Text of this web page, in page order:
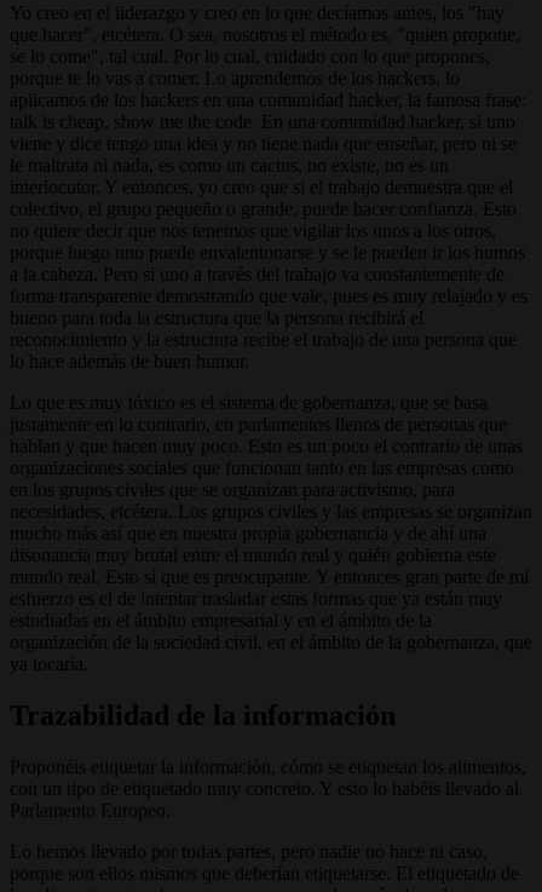
Yo creo en el liderazgo y creo en lo que decíamos antes, los "hay
que hacer", etcétera. O sea, nosotros el método es, "quien propone,
se lo come", tal cual. Por lo cual, cuidado con lo que propones,
porque te lo vas a comer. Lo aprendemos de los hackers, lo
aplicamos de los hackers en una comunidad hacker, la famosa frase:
talk is cheap, show me the code. En una comunidad hacker, si uno
viene y dice tengo una idea y no tiene nada que enseñar, pero ni se
le maltrata ni nada, es como un cactus, no existe, no es un
interlocutor. Y entonces, yo creo que si el trabajo demuestra que el
colectivo, el grupo pequeño o grande, puede hacer confianza. Esto
no quiere decir que nos tenemos que vigilar los unos a los otros,
porque luego uno puede envalentonarse y se le pueden ir los humos
a la cabeza. Pero si uno a través del trabajo va constantemente de
forma transparente demostrando que vale, pues es muy relajado y es
bueno para toda la estructura que la persona recibirá el
reconocimiento y la estructura recibe el trabajo de una persona que
lo hace además de buen humor.
Lo que es muy tóxico es el sistema de gobernanza, que se basa
justamente en lo contrario, en parlamentos llenos de personas que
hablan y que hacen muy poco. Esto es un poco el contrario de unas
organizaciones sociales que funcionan tanto en las empresas como
en los grupos civiles que se organizan para activismo, para
necesidades, etcétera. Los grupos civiles y las empresas se organizan
mucho más así que en nuestra propia gobernancia y de ahí una
disonancia muy brutal entre el mundo real y quién gobierna este
mundo real. Esto sí que es preocupante. Y entonces gran parte de mi
esfuerzo es el de intentar trasladar estas formas que ya están muy
estudiadas en el ámbito empresarial y en el ámbito de la
organización de la sociedad civil, en el ámbito de la gobernanza, que
ya tocaría.
Trazabilidad de la información
Proponéis etiquetar la información, cómo se etiquetan los alimentos,
con un tipo de etiquetado muy concreto. Y esto lo habéis llevado al
Parlamento Europeo.
Lo hemos llevado por todas partes, pero nadie no hace ni caso,
porque son ellos mismos que deberían etiquetarse. El etiquetado de